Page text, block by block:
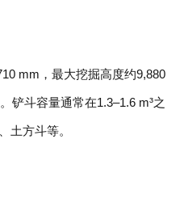
mm，最大挖掘高度约9,880
铲斗容量通常在1.3–1.6 m³之
土方斗等。